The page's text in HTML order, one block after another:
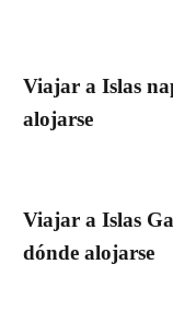
Viajar a Islas
alojarse
Viajar a Islas
dónde alojarse